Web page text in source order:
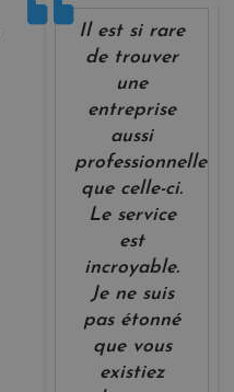
Il est si rare
de trouver
une
entreprise
aussi
professionnelle
que celle-ci.
Le service
est
incroyable.
Je ne suis
pas étonné
que vous
existiez